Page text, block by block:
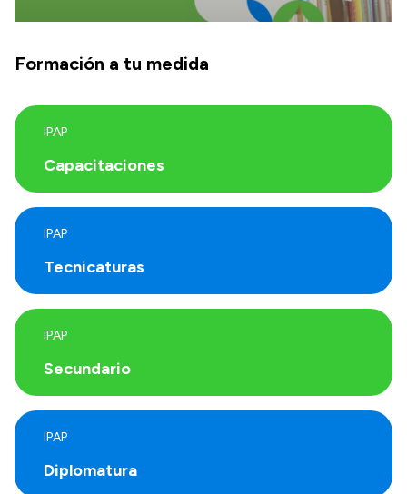
Formación a tu medida
Capacitaciones
IPAP
Tecnicaturas
IPAP
Secundario
IPAP
Diplomatura
IPAP